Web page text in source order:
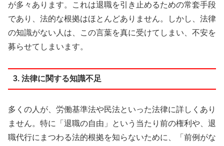
が多々あります。これは退職を引き止めるための常套手段
であり、法的な根拠はほとんどありません。しかし、法律
の知識がない人は、この言葉を真に受けてしまい、不安を
募らせてしまいます。
3. 法律に関する知識不足
多くの人が、労働基準法や民法といった法律に詳しくあり
ません。特に「退職の自由」という当たり前の権利や、退
職代行にまつわる法的根拠を知らないために、「前例がな